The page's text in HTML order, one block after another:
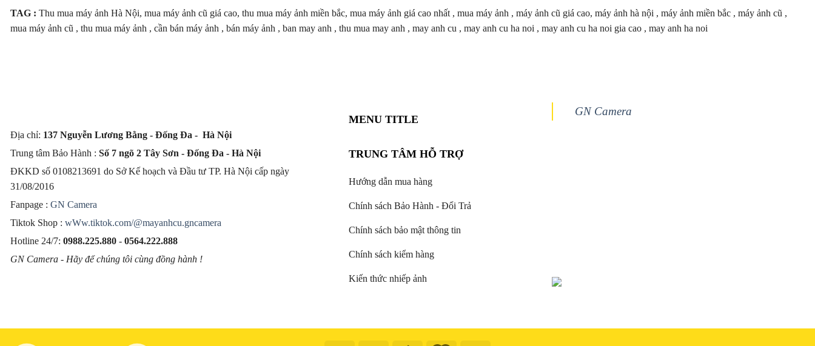
TAG : Thu mua máy ảnh Hà Nội, mua máy ảnh cũ giá cao, thu mua máy ảnh miền bắc, mua máy ảnh giá cao nhất , mua máy ảnh , máy ảnh cũ giá cao, máy ảnh hà nội , máy ảnh miền bắc , máy ảnh cũ ,
mua máy ảnh cũ , thu mua máy ảnh , cần bán máy ảnh , bán máy ảnh , ban may anh , thu mua may anh , may anh cu , may anh cu ha noi , may anh cu ha noi gia cao , may anh ha noi
Địa chỉ: 137 Nguyễn Lương Bằng - Đống Đa - Hà Nội
Trung tâm Bảo Hành : Số 7 ngõ 2 Tây Sơn - Đống Đa - Hà Nội
ĐKKD số 0108213691 do Sở Kế hoạch và Đầu tư TP. Hà Nội cấp ngày
31/08/2016
Fanpage : GN Camera
Tiktok Shop : wWw.tiktok.com/@mayanhcu.gncamera
Hotline 24/7: 0988.225.880 - 0564.222.888
GN Camera - Hãy để chúng tôi cùng đồng hành !
MENU TITLE
TRUNG TÂM HỖ TRỢ
Hướng dẫn mua hàng
Chính sách Bảo Hành - Đổi Trả
Chính sách bảo mật thông tin
Chính sách kiểm hàng
Kiến thức nhiếp ảnh
GN Camera